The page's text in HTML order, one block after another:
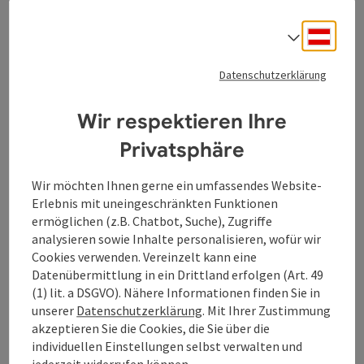
: Sumerauerhof St. Florian
Sumerauerhof St. Florian
Herzlich Willkommen am Sumerauerhof in St Florian Der
Sumerauerhof in St. Florian zählt zu den größten
Vierkanthöfen des oberösterreichischen Zentralraums.
Viele Bereiche sind im Originalzustand erhalten und geben
einen Einblick in die Wohnverhältnisse wohlhabender
Bauern des Florianer Lands am Ende des 19. Jahrhunderts.
Neben den historischen Räumen werden seit 2022 neue
Themenbereiche angeboten. Ein Streichelzoo mit
seltenen Tierarten, ein Wanderweg entlang des Hofes,
ein Bauerngarten und spielerische Wissensstationen
greifen aktuelle Themen wie Biodiversität auf und
verweisen auf das Artensterben der Tiere oder die
verschwundene Sortenvielfalt von Pflanzen. Abgerundet
St. Florian
Öffnungszeiten
DO Donnerstag geöffnet
FRFreitag geöffnet
SASamstag geöffnet
SOSonntag geöffnet
FEFeiertag geöffnet
Datenschutzerklärung
Wir respektieren Ihre
Privatsphäre
Wir möchten Ihnen gerne ein umfassendes Website-
Erlebnis mit uneingeschränkten Funktionen
ermöglichen (z.B. Chatbot, Suche), Zugriffe
analysieren sowie Inhalte personalisieren, wofür wir
Cookies verwenden. Vereinzelt kann eine
Datenübermittlung in ein Drittland erfolgen (Art. 49
(1) lit. a DSGVO). Nähere Informationen finden Sie in
unserer Datenschutzerklärung. Mit Ihrer Zustimmung
akzeptieren Sie die Cookies, die Sie über die
individuellen Einstellungen selbst verwalten und